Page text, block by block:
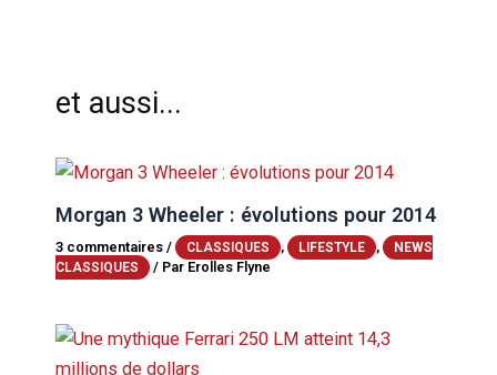
et aussi...
Morgan 3 Wheeler : évolutions pour 2014
3 commentaires / CLASSIQUES , LIFESTYLE ,
NEWS
CLASSIQUES
/ Par Erolles Flyne